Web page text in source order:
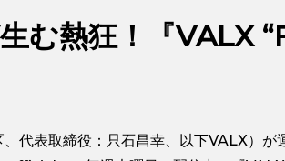
む熱狂！『VALX
代表取締役：只石昌幸、以下VALX）